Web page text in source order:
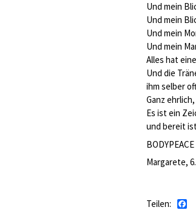
Und mein
Und mein
Und mein
Und mein
Alles hat
Und die
ihm selber
Ganz
Es ist ein
und bereit
Margarete,
Teilen: